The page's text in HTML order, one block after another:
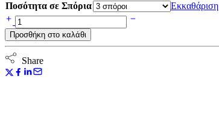
Ποσότητα σε Σπόρια
Εκκαθάριση
MAGIC
MELON
AUTOFLOWER
(Humboldt
Seed
Company)
Προσθήκη στο καλάθι
Share